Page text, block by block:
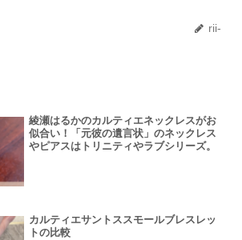
rii-
綾瀬はるかのカルティエネックレスがお
似合い！「元彼の遺言状」のネックレス
やピアスはトリニティやラブシリーズ。
カルティエサントススモールブレスレッ
トの比較